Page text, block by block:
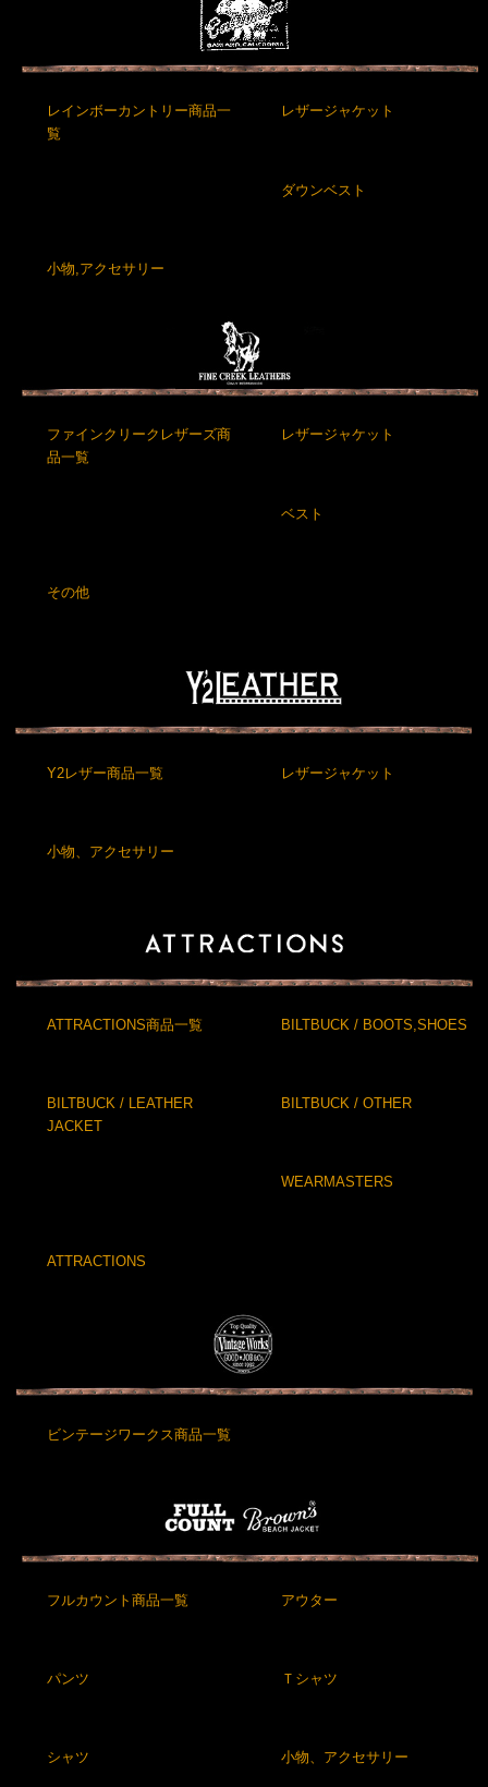
レインボーカントリー商品一
覧
レザージャケット
ダウンベスト
小物,アクセサリー
ファインクリークレザーズ商
品一覧
レザージャケット
ベスト
その他
Y2レザー商品一覧 レザージャケット
小物、アクセサリー
ATTRACTIONS商品一覧 BILTBUCK / BOOTS,SHOES
BILTBUCK / LEATHER
JACKET
BILTBUCK / OTHER
WEARMASTERS
ATTRACTIONS
ビンテージワークス商品一覧
フルカウント商品一覧 アウター
パンツ Ｔシャツ
シャツ 小物、アクセサリー